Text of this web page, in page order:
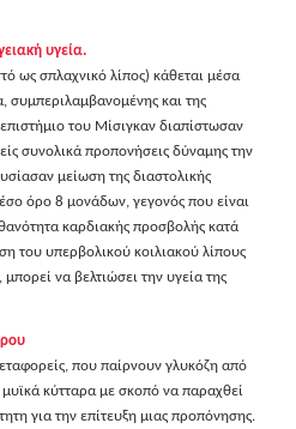
υγεία.
ως σπλαχνικό λίπος) κάθεται μέσα
συμπεριλαμβανομένης και της
του Μίσιγκαν διαπίστωσαν
συνολικά προπονήσεις δύναμης την
μείωση της διαστολικής
όρο 8 μονάδων, γεγονός που είναι
καρδιακής προσβολής κατά
του υπερβολικού κοιλιακού λίπους
να βελτιώσει την υγεία της
που παίρνουν γλυκόζη από
κύτταρα με σκοπό να παραχθεί
για την επίτευξη μιας προπόνησης.